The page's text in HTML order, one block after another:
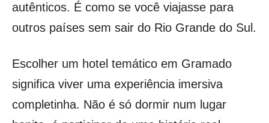
autênticos. É como se você viajasse para
outros países sem sair do Rio Grande do Sul.
Escolher um hotel temático em Gramado
significa viver uma experiência imersiva
completinha. Não é só dormir num lugar